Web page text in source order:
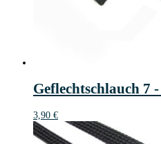
Geflechtschlauch 7
3,90 €